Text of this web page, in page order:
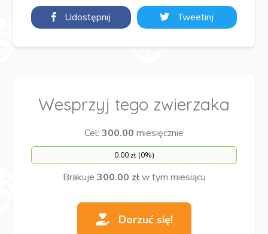
Udostępnij
Tweetinj
Wesprzyj tego zwierzaka
Cel: 300.00 miesięcznie
0.00 zł (0%)
Brakuje 300.00 złw tym miesiącu
Dorzuć się!